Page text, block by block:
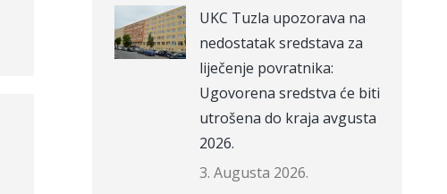
UKC Tuzla upozorava na
nedostatak sredstava za
liječenje povratnika:
Ugovorena sredstva će biti
utrošena do kraja avgusta
2026.
3. Augusta 2026.